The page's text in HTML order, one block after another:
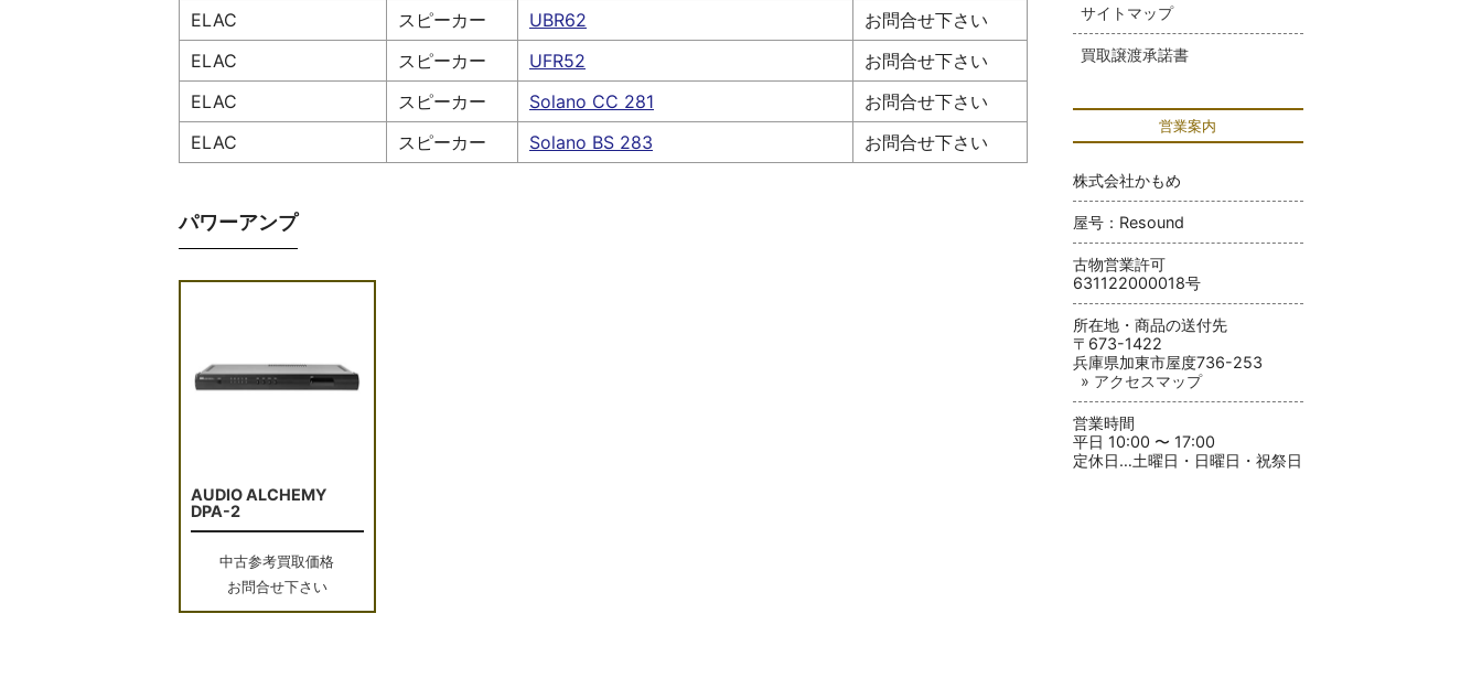
ELAC
スピーカー UBR62
お問合せ下さい
ELAC
スピーカー UFR52
お問合せ下さい
ELAC
スピーカー Solano CC 281
お問合せ下さい
ELAC
スピーカー Solano BS 283 お問合せ下さい
パワーアンプ
AUDIO ALCHEMY
DPA-2
中古参考買取価格
お問合せ下さい
サイトマップ
買取譲渡承諾書
営業案内
株式会社かもめ
屋号：Resound
古物営業許可
631122000018号
所在地・商品の送付先
〒673-1422
兵庫県加東市屋度736-253
» アクセスマップ
営業時間
平日 10:00 〜 17:00
定休日…土曜日・日曜日・祝祭日